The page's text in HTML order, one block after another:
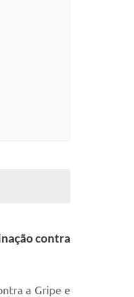
contra
a Gripe e